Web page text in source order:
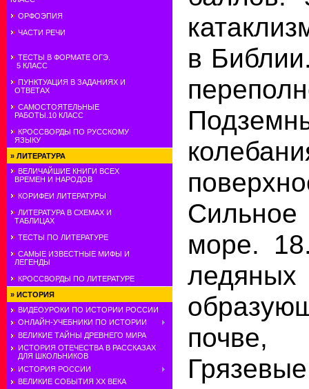
ОРФОЭПИЯ
ЧАСТИ РЕЧИ
ТЕСТЫ В ФОРМАТЕ ОГЭ.
5 КЛАСС
ПУНКТУАЦИЯ В ЗАДАНИЯХ И
ОТВЕТАХ
САМОСТОЯТЕЛЬНЫЕ
РАБОТЫ.10 КЛАСС
КРОССВОРДЫ ПО РУССКОМУ
ЯЗЫКУ
» ЛИТЕРАТУРА
ВЕЛИЧАЙШИЕ КНИГИ ВСЕХ
ВРЕМЕН И НАРОДОВ
КОРИФЕИ ЛИТЕРАТУРЫ
ЛИТЕРАТУРА В СХЕМАХ И
ТАБЛИЦАХ
ТЕСТЫ ПО ЛИТЕРАТУРЕ
САМЫЕ ИЗВЕСТНЫЕ МИФЫ И
ЛЕГЕНДЫ
КРОССВОРДЫ ПО ЛИТЕРАТУРЕ
» ИСТОРИЯ
ВИДЕОУРОКИ ПО ИСТОРИИ РОССИИ
ОНЛАЙН-УЧЕБНИКИ ПО ИСТОРИИ
ВЕЛИКИЕ ТАЙНЫ ДРЕВНЕГО МИРА
ИСТОРИЯ ОТЕЧЕСТВА В РАССКАЗАХ
ДЛЯ ШКОЛЬНИКОВ
ИСТОРИЯ РОССИИ
ВЕЛИКИЕ СОБЫТИЯ ХХ ВЕКА
в
море.